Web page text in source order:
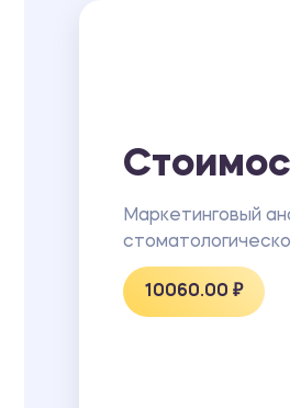
Маркетинговый
10060.00 ₽